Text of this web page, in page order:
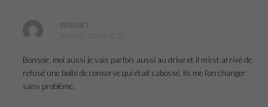
REISSERT
20 AOÛT 2019 À 21:23
Bonsoir, moi aussi je vais parfois aussi au drive et il m’est arrivé de
refusé une boite de conserve qui était cabossé, ils me l’on changer
sans problème.